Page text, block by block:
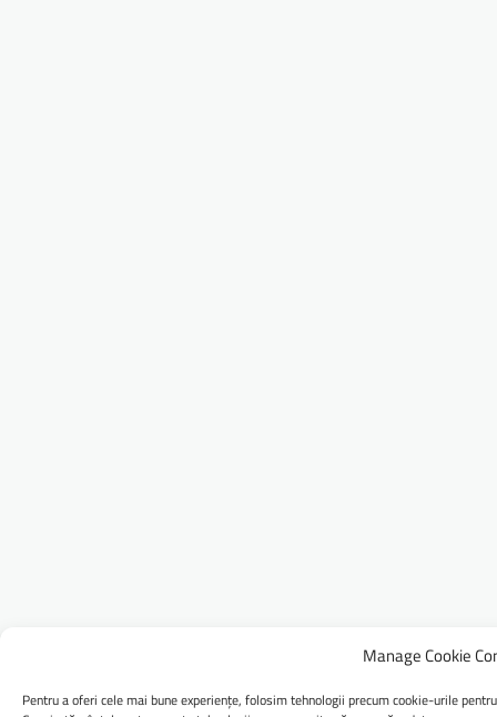
Manage Cookie
Pentru a oferi cele mai bune experiențe, folosim tehnologii precum cookie-urile